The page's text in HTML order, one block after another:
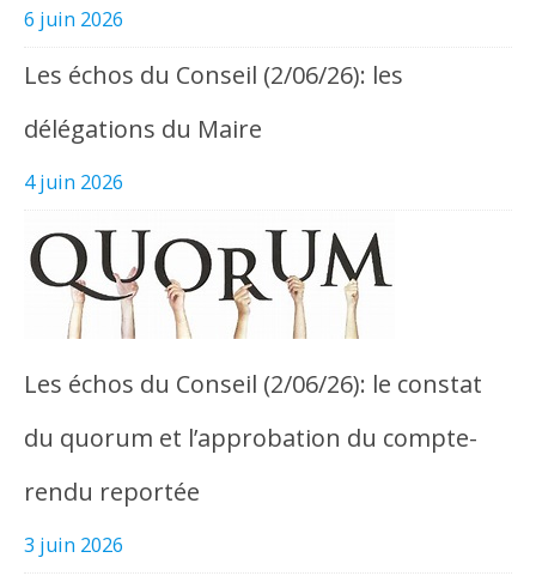
6 juin 2026
Les échos du Conseil (2/06/26): les
délégations du Maire
4 juin 2026
Les échos du Conseil (2/06/26): le constat
du quorum et l’approbation du compte-
rendu reportée
3 juin 2026